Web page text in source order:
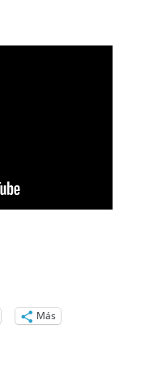
Más